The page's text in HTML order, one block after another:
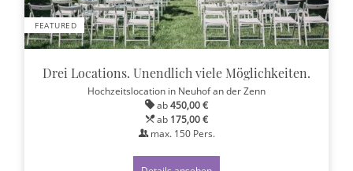
FEATURED
Drei Locations. Unendlich viele Möglichkeiten.
Hochzeitslocation in Neuhof an der Zenn
ab450,00 €
ab 175,00 €
max. 150Pers.